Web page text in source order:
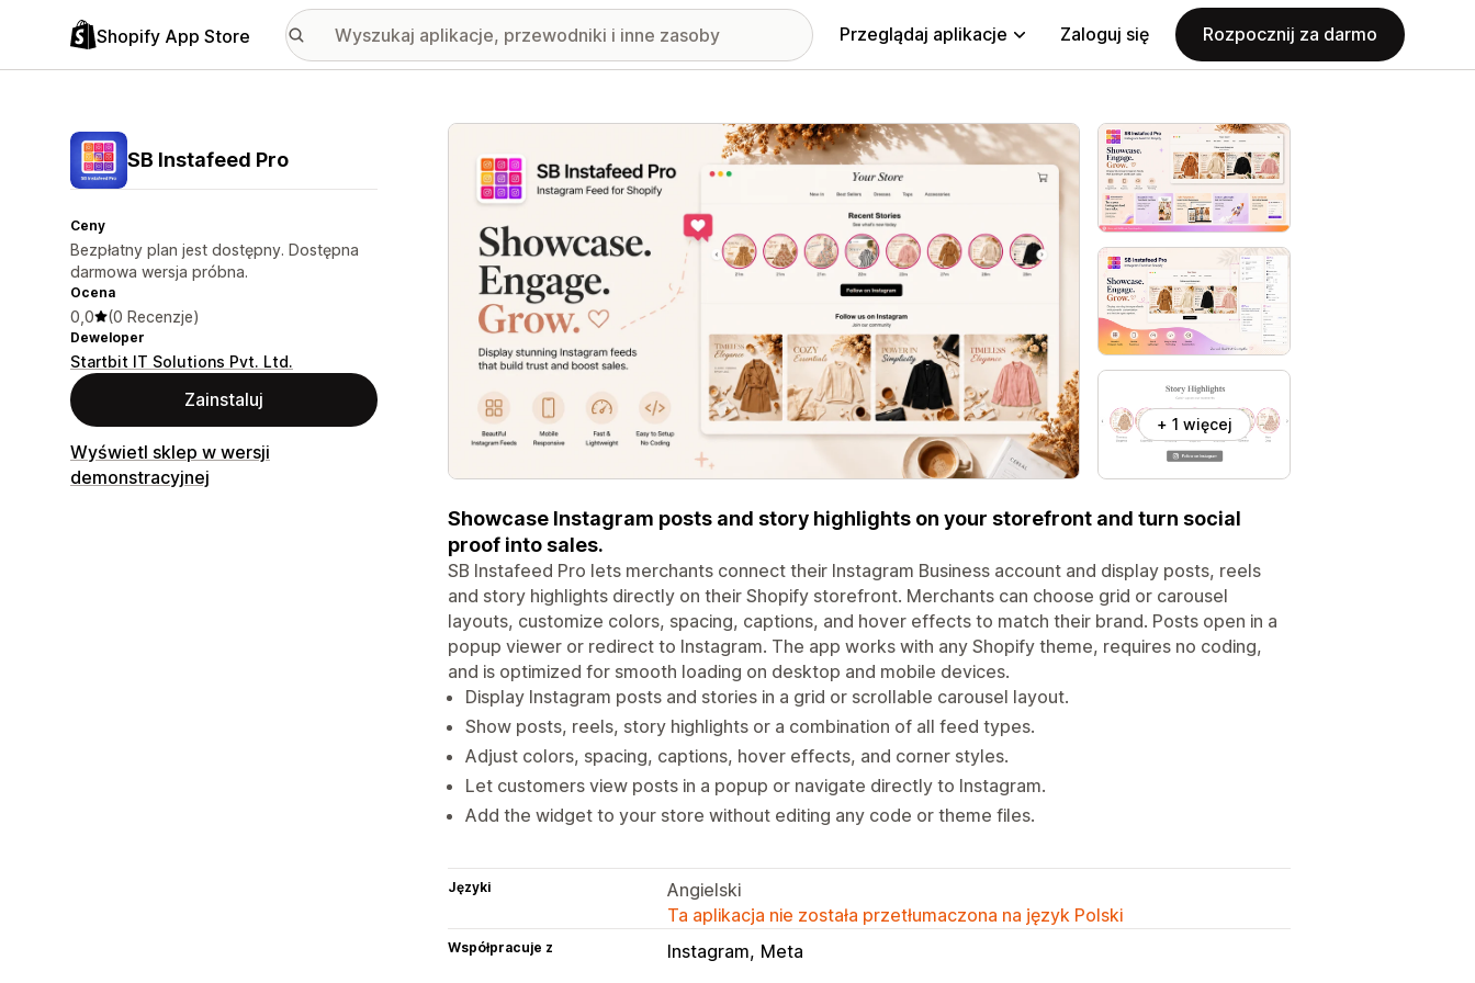
Shopify App Store Przeglądaj aplikacje Zaloguj się Rozpocznij za darmo
SB Instafeed Pro
Ceny
Bezpłatny plan jest dostępny. Dostępna
darmowa wersja próbna.
Ocena
0,0 (0 Recenzje)
Deweloper
Startbit IT Solutions Pvt. Ltd.
Zainstaluj
Wyświetl sklep w wersji
demonstracyjnej
Wyróżnione obrazy w galerii
+ 1 więcej
Showcase Instagram posts and story highlights on your storefront and turn social
proof into sales.
SB Instafeed Pro lets merchants connect their Instagram Business account and display posts, reels
and story highlights directly on their Shopify storefront. Merchants can choose grid or carousel
layouts, customize colors, spacing, captions, and hover effects to match their brand. Posts open in a
popup viewer or redirect to Instagram. The app works with any Shopify theme, requires no coding,
and is optimized for smooth loading on desktop and mobile devices.
Display Instagram posts and stories in a grid or scrollable carousel layout.
Show posts, reels, story highlights or a combination of all feed types.
Adjust colors, spacing, captions, hover effects, and corner styles.
Let customers view posts in a popup or navigate directly to Instagram.
Add the widget to your store without editing any code or theme files.
Języki
Angielski
Ta aplikacja nie została przetłumaczona na język Polski
Współpracuje z Instagram Meta